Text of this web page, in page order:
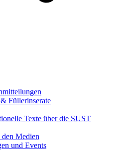
Füllerinserate
Texte über die SUST
Medien
und Events